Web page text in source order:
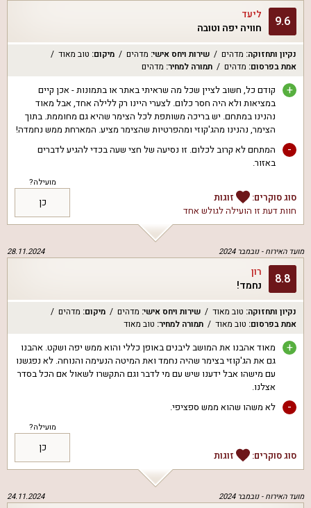
9.6 ליעד
חוויה יפה וטובה
נקיון ותחזוקה: מדהים שירות ויחס אישי: מדהים מיקום: טוב מאוד
אמת בפרסום: מדהים תמורה למחיר: מדהים
+
קודם כל, חשוב לציין שכל מה שראיתי באתר או בתמונות - אכן קיים
במציאות ולא היה חסר כלום. לצערי היינו רק ללילה אחד, אבל מאוד
נהנינו במתחם. יש בריכה משותפת לכל הצימר שהיא גם מחוממת. בתוך
הצימר, נהנינו מהג'קוזי ומהפרטיות שהצימר מציע. המארחת ממש נחמדה!
-
המתחם לא קרוב לכלום. זו נסיעה של חצי שעה בכדי להגיע לדברים
באזור.
סוג סוקרים:
זוגות
חוות דעת זו הועילה לגולש אחד
מועילה?
כן
מועד האירוח -נובמבר 2024 28.11.2024
8.8 רון
נחמד!
נקיון ותחזוקה: טוב מאוד שירות ויחס אישי: מדהים מיקום: מדהים
אמת בפרסום: טוב מאוד תמורה למחיר: טוב מאוד
+
מאוד אהבנו את המושב ליבנים באופן כללי והוא ממש יפה ושקט. אהבנו
גם את הג'קוזי בצימר שהיה נחמד ואת המיטה הנעימה והנוחה. לא נפגשנו
עם מישהו אבל ידענו שיש עם מי לדבר וגם התקשרו לשאול אם הכל בסדר
אצלנו.
- לא משהו שהוא ממש ספציפי.
סוג סוקרים: זוגות
מועילה?
כן
מועד האירוח -נובמבר 2024 24.11.2024